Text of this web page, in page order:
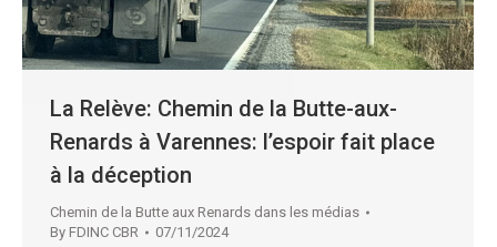
La Relève: Chemin de la Butte-aux-
Renards à Varennes: l’espoir fait place
à la déception
Chemin de la Butte aux Renards dans les médias
By FDINC CBR 07/11/2024